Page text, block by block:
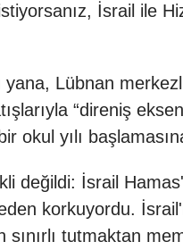
İsrail ile
Lübnan
“direniş
okul yılı
değildi: İsrail
korkuyordu.
sınırlı tutmaktan